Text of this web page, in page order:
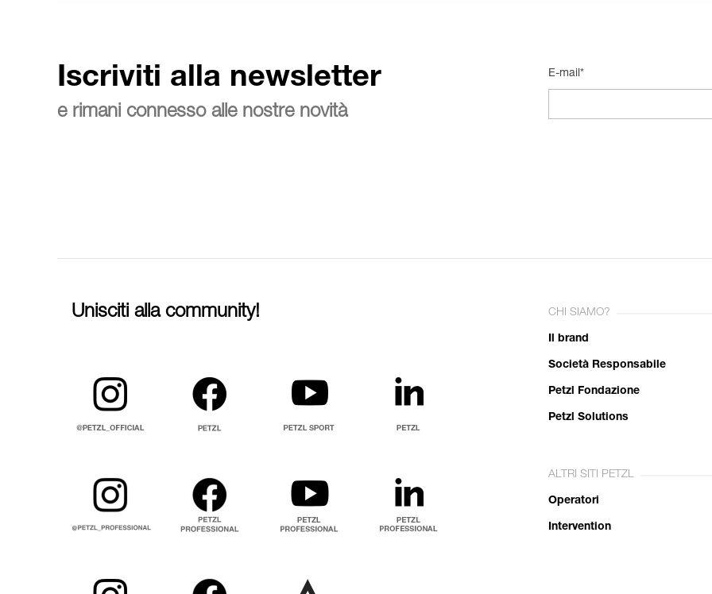
Iscriviti alla newsletter
e rimani connesso alle nostre novità
E-mail*
Unisciti alla community! CHI SIAMO?
Il brand
Società Responsabile
Petzl Fondazione
Petzl Solutions
ALTRI SITI PETZL
Operatori
Intervention